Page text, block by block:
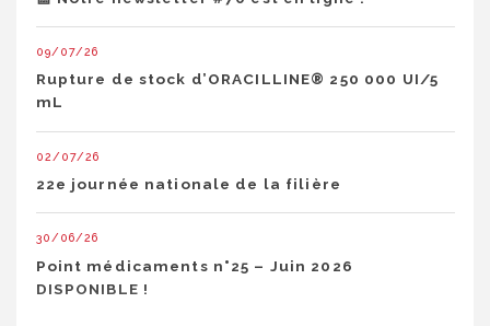
09/07/26
Rupture de stock d’ORACILLINE® 250 000 UI/5
mL
02/07/26
22e journée nationale de la filière
30/06/26
Point médicaments n°25 – Juin 2026
DISPONIBLE !